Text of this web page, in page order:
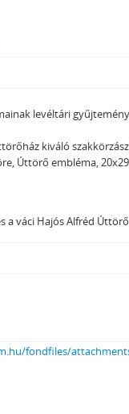
levéltári
kiváló
Úttörő embléma,
a váci Hajós Alfréd
fondfiles/